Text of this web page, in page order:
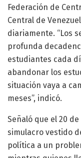
Federación de
Central de
diariamente. “Los
profunda
estudiantes cada
abandonar los
situación vaya a
meses”, indicó.
Señaló que el 20
simulacro vestido
política a un